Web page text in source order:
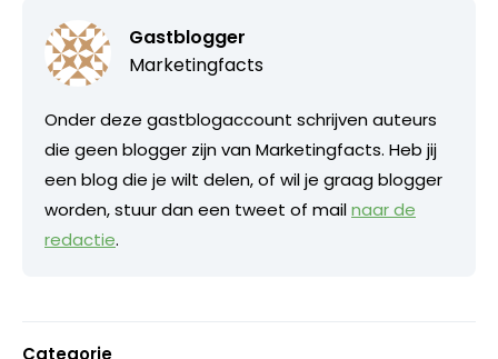
Gastblogger
Marketingfacts
Onder deze gastblogaccount schrijven auteurs
die geen blogger zijn van Marketingfacts. Heb jij
een blog die je wilt delen, of wil je graag blogger
worden, stuur dan een tweet of mailnaar de
redactie.
Categorie